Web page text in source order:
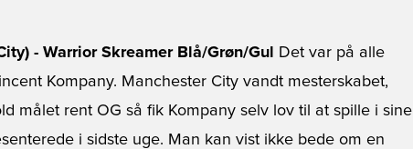
- Warrior Skreamer Blå/Grøn/Gul
Det var på alle
Kompany. Manchester City vandt mesterskabet,
målet rent OG så fik Kompany selv lov til at spille i sine
i sidste uge. Man kan vist ikke bede om en